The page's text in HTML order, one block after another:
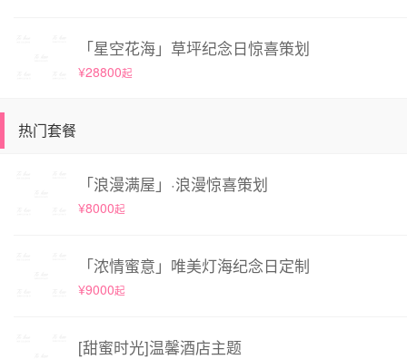
「星空花海」草坪纪念日惊喜策划
¥28800起
热门套餐
「浪漫满屋」·浪漫惊喜策划
¥8000起
「浓情蜜意」唯美灯海纪念日定制
¥9000起
[甜蜜时光]温馨酒店主题